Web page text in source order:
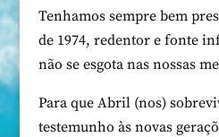
Tenhamos sempre bem
de 1974, redentor e fonte
não se esgota nas nossas
Para que Abril (nos)
testemunho às novas